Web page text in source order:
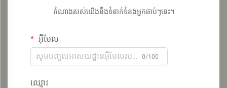
តំណាងរបស់យើងនឹងទំនាក់ទំនងអ្នកឆាប់ៗនេះ។
អ៊ីមែល
0/100
ឈ្មោះ